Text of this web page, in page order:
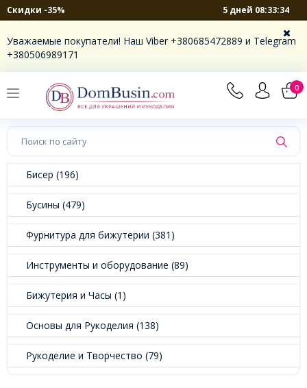
Скидки -35% 5 дней 08:33:33
Уважаемые покупатели! Наш Viber +380685472889 и Telegram
+380506989171
0
Бисер (196)
Бусины (479)
Фурнитура для бижутерии (381)
Инструменты и оборудование (89)
Бижутерия и Часы (1)
Основы для Рукоделия (138)
Рукоделие и Творчество (79)